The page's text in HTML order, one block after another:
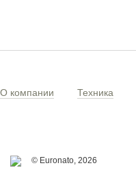
О компании Техника
© Euronato, 2026